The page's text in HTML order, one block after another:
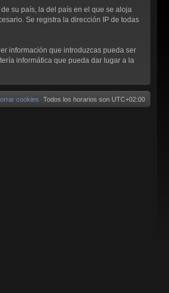
su país, la del país en el que se aloja
Se registra la dirección IP de todas
información que introduzcas pueda ser
informática que pueda dar lugar a la
Todos los horarios son UTC+02:00
cookies